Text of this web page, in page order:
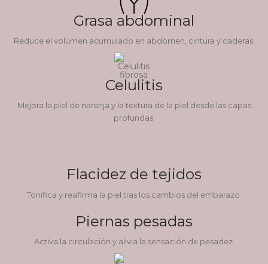
Grasa abdominal
Reduce el volumen acumulado en abdomen, cintura y caderas.
Celulitis
Mejora la piel de naranja y la textura de la piel desde las capas
profundas.
Flacidez de tejidos
Tonifica y reafirma la piel tras los cambios del embarazo.
Piernas pesadas
Activa la circulación y alivia la sensación de pesadez.